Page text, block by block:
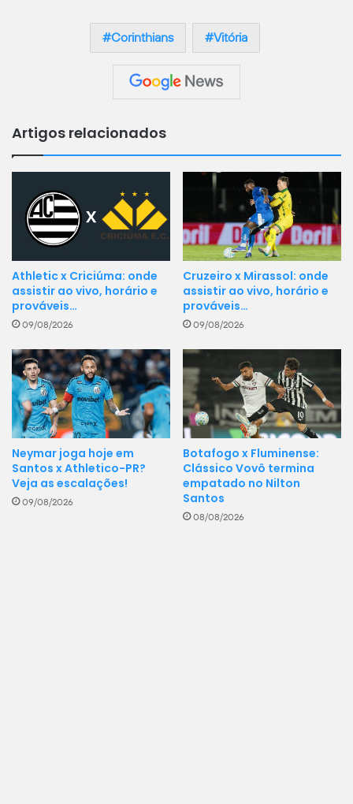
Corinthians Vitória
Artigos relacionados
Athletic x Criciúma: onde
assistir ao vivo, horário e
prováveis…
09/08/2026
Cruzeiro x Mirassol: onde
assistir ao vivo, horário e
prováveis…
09/08/2026
Neymar joga hoje em
Santos x Athletico-PR?
Veja as escalações!
09/08/2026
Botafogo x Fluminense:
Clássico Vovô termina
empatado no Nilton
Santos
08/08/2026